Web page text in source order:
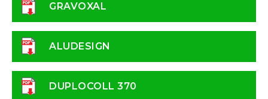
GRAVOXAL
ALUDESIGN
DUPLOCOLL 370